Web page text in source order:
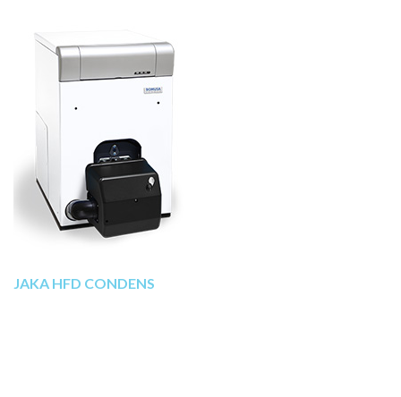
JAKA HFD CONDENS